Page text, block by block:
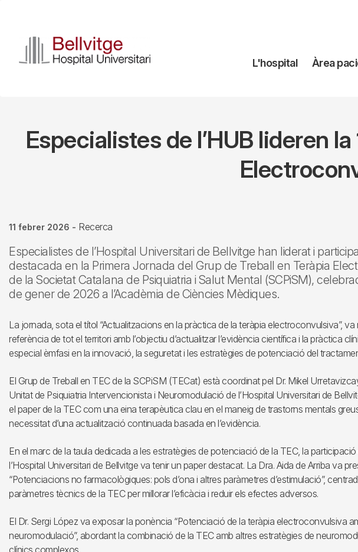
contingut
Navegación
L'hospital Àrea
Especialistes de l’HUB lideren
11 febrer 2026 - Recerca
Especialistes de l’Hospital Universitari de Bellvitge han liderat i
destacada en la Primera Jornada del Grup de Treball en Teràpia
de la Societat Catalana de Psiquiatria i Salut Mental (SCPiSM),
de gener de 2026 a l’Acadèmia de Ciències Mèdiques.
La jornada, sota el títol “Actualitzacions en la pràctica de la teràpia electroconvulsiva”,
referència de tot el territori amb l’objectiu d’actualitzar l’evidència científica i la pràctica
especial èmfasi en la innovació, la seguretat i les estratègies de potenciació del
El Grup de Treball en TEC de la SCPiSM (TECat) està coordinat pel Dr. Mikel
Unitat de Psiquiatria Intervencionista i Neuromodulació de l’Hospital Universitari de
el paper de la TEC com una eina terapèutica clau en el maneig de trastorns mentals
necessitat d’una actualització continuada basada en l’evidència.
En el marc de la taula dedicada a les estratègies de potenciació de la TEC, la
l’Hospital Universitari de Bellvitge va tenir un paper destacat. La Dra. Aida de Arriba va
“Potenciacions no farmacològiques: pols d’ona i altres paràmetres d’estimulació”,
paràmetres tècnics de la TEC per millorar l’eficàcia i reduir els efectes adversos.
El Dr. Sergi López va exposar la ponència “Potenciació de la teràpia electroconvulsiva
neuromodulació”, abordant la combinació de la TEC amb altres estratègies de
clínics complexos.